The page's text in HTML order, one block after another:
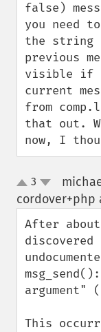
false)
you need
the string
previous
visible if
current
from
that out.
now, I
up
down
3
cordover+php
After
discovered
argument"
This